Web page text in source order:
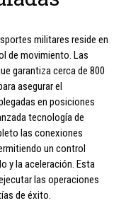
militares reside en
de movimiento. Las
garantiza cerca de 800
asegurar el
en posiciones
tecnología de
las conexiones
un control
y la aceleración. Esta
las operaciones
de éxito.